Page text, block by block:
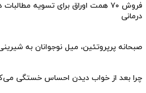
فروش ۷۰ همت اوراق برای تسویه
درمانی
صبحانه پرپروتئین، میل نوجوانان به
چرا بعد از خواب دیدن احساس خستگی